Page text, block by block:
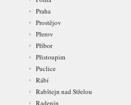
Praha
Prostějov
Přerov
Příbor
Přistoupim
Puclice
Rábí
Rabštejn nad Střelou
Radenín